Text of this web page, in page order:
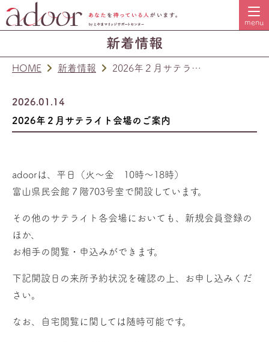
HOME 新着情報 2026年２月サテライト会場のご案内
2026.01.14
2026年２月サテライト会場のご案内
adoorは、平日（火～金 10時～18時）
富山県民会館７階703号室で開設しています。
その他のサテライト各会場においても、新規会員登録の
ほか、
お相手の閲覧・申込みができます。
下記開設日の来所予約状況を確認の上、お申し込みくだ
さい。
なお、自宅閲覧に関しては随時可能です。